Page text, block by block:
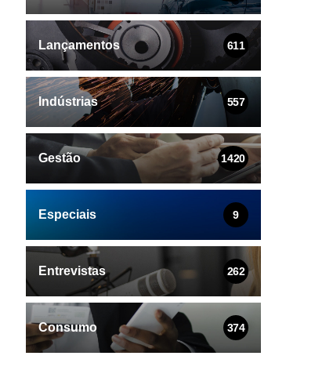
Lançamentos 611
Indústrias 557
Gestão 1420
Especiais 9
Entrevistas 262
Consumo 374